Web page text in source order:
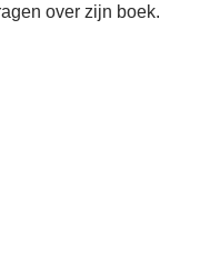
over zijn boek.